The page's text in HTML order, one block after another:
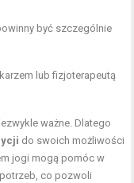
być szczególnie
lub fizjoterapeutą
ważne. Dlatego
do swoich możliwości
jogi mogą pomóc w
co pozwoli